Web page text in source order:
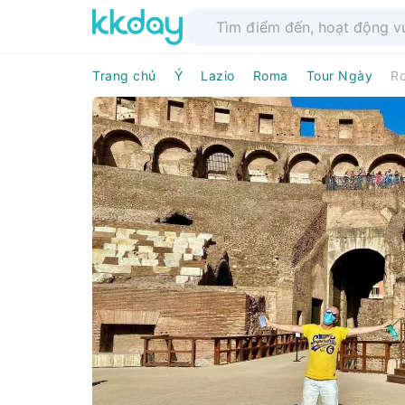
Trang chủ Ý Lazio Roma Tour Ngày